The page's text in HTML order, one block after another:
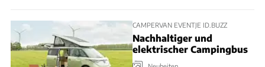
CAMPERVAN EVENTJE ID.BUZZ
Nachhaltiger und
elektrischer Campingbus